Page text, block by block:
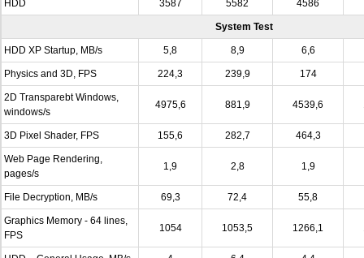
HDD 3587 5582 4586
System Test
HDD XP Startup, MB/s 5,8 8,9 6,6
Physics and 3D, FPS 224,3 239,9 174
2D Transparebt Windows,
windows/s
4975,6 881,9 4539,6
3D Pixel Shader, FPS 155,6 282,7 464,3
Web Page Rendering,
pages/s
1,9 2,8 1,9
File Decryption, MB/s 69,3 72,4 55,8
Graphics Memory - 64 lines,
FPS
1054 1053,5 1266,1